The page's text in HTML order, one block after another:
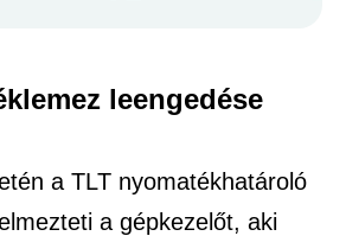
leengedése
a TLT nyomatékhatároló
a gépkezelőt, aki